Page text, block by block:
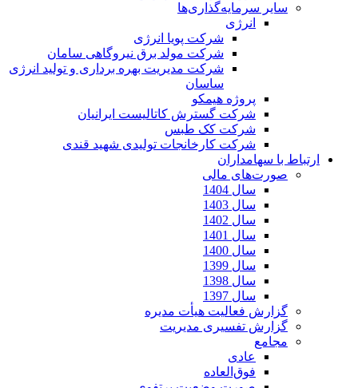
سایر سرمایه‌گذاری‌ها
انرژی
شرکت پویا انرژی
شرکت مولد برق نیروگاهی سامان
شرکت مدیریت بهره برداری و تولید انرژی
ساسان
پروژه هیمکو
شرکت گسترش کاتالیست ایرانیان
شرکت کک طبس
شرکت کارخانجات تولیدی شهید قندی
ارتباط با سهامداران
صورت‌های مالی
سال 1404
سال 1403
سال 1402
سال 1401
سال 1400
سال 1399
سال 1398
سال 1397
گزارش فعالیت هیأت مدیره
گزارش تفسیری مدیریت
مجامع
عادی
فوق‌العاده